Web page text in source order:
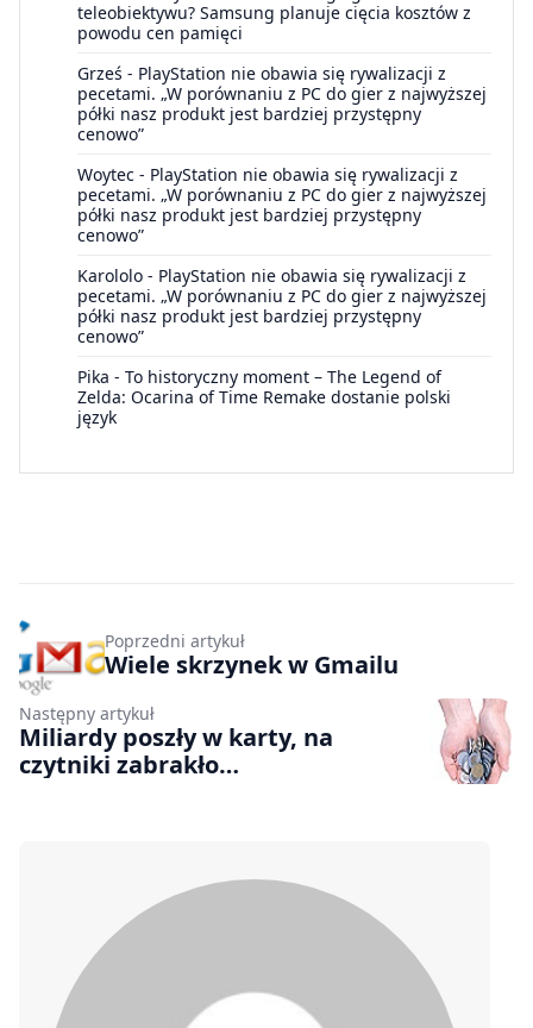
teleobiektywu? Samsung planuje cięcia kosztów z
powodu cen pamięci
Grześ - PlayStation nie obawia się rywalizacji z
pecetami. „W porównaniu z PC do gier z najwyższej
półki nasz produkt jest bardziej przystępny
cenowo”
Woytec - PlayStation nie obawia się rywalizacji z
pecetami. „W porównaniu z PC do gier z najwyższej
półki nasz produkt jest bardziej przystępny
cenowo”
Karololo - PlayStation nie obawia się rywalizacji z
pecetami. „W porównaniu z PC do gier z najwyższej
półki nasz produkt jest bardziej przystępny
cenowo”
Pika - To historyczny moment – The Legend of
Zelda: Ocarina of Time Remake dostanie polski
język
Poprzedni artykuł
Wiele skrzynek w Gmailu
Następny artykuł
Miliardy poszły w karty, na
czytniki zabrakło…